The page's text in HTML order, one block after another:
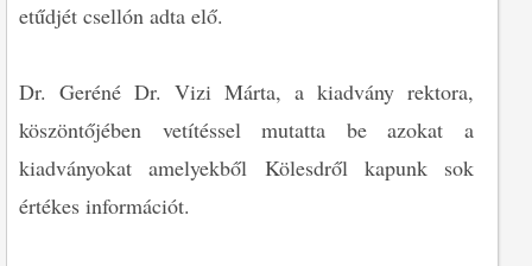
etűdjét csellón adta elő.
Dr. Geréné Dr. Vizi Márta, a kiadvány rektora,
köszöntőjében vetítéssel mutatta be azokat a
kiadványokat amelyekből Kölesdről kapunk sok
értékes információt.